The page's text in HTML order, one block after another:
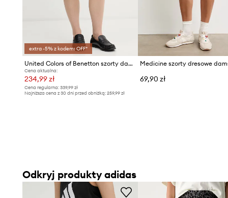
extra -5% z kodem: OFF*
United Colors of Benetton szorty damskie lniane
Cena aktualna:
234,99 zł
Cena regularna: 339,99 zł
Najniższa cena z 30 dni przed obniżką: 259,99 zł
69,90 zł
Odkryj produkty adidas